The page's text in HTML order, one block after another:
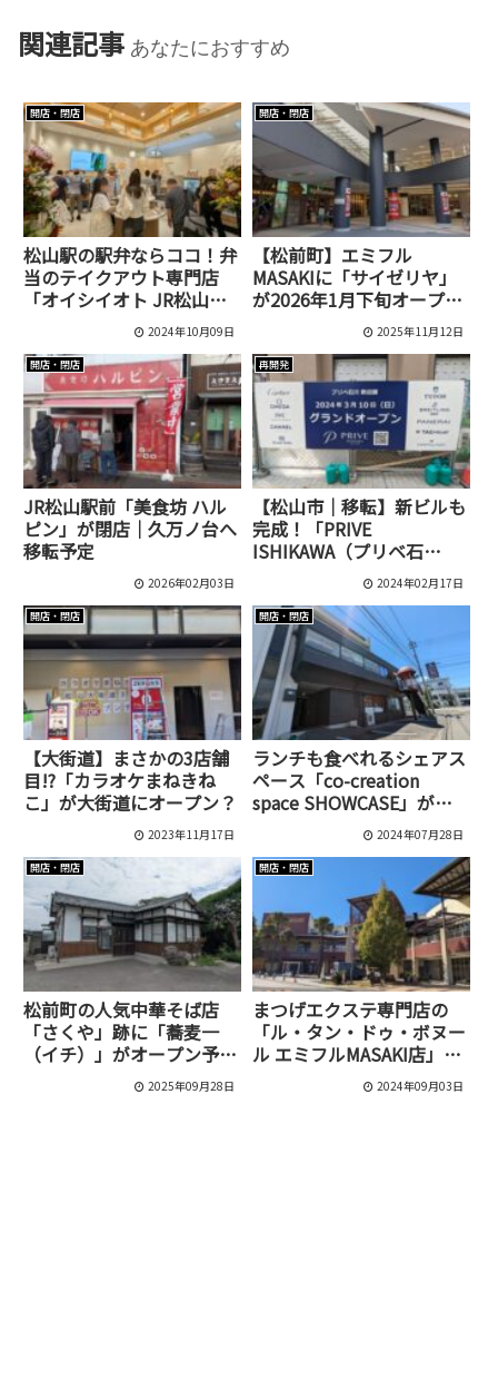
関連記事 あなたにおすすめ
開店・閉店
松山駅の駅弁ならココ！弁
当のテイクアウト専門店
「オイシイオト JR松山駅
店」が「だんだん通り」に
2024年10月09日
開店・閉店
【松前町】エミフル
MASAKIに「サイゼリヤ」
が2026年1月下旬オープ
ン！【回転寿司跡地】
2025年11月12日
開店・閉店
JR松山駅前「美食坊 ハル
ピン」が閉店｜久万ノ台へ
移転予定
2026年02月03日
再開発
【松山市｜移転】新ビルも
完成！「PRIVE
ISHIKAWA（プリベ石
川）」のオープン日が3月
10日に決まったようです
2024年02月17日
開店・閉店
【大街道】まさかの3店舗
目!?「カラオケまねきね
こ」が大街道にオープン？
2023年11月17日
開店・閉店
ランチも食べれるシェアス
ペース「co-creation
space SHOWCASE」がオ
ープンしました！2024年07月28日
開店・閉店
松前町の人気中華そば店
「さくや」跡に「蕎麦一
（イチ）」がオープン予
定！気になるメニューは？
2025年09月28日
開店・閉店
まつげエクステ専門店の
「ル・タン・ドゥ・ボヌー
ル エミフルMASAKI店」が
移転のため閉店していまし
2024年09月03日